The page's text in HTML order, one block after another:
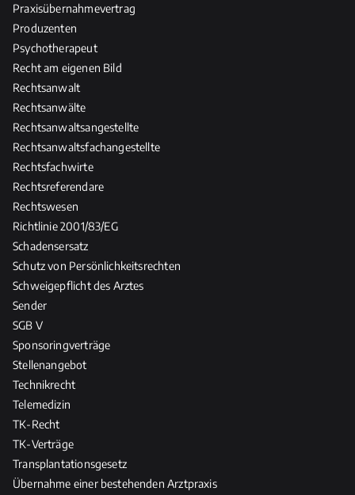
Praxisübernahmevertrag
Produzenten
Psychotherapeut
Recht am eigenen Bild
Rechtsanwalt
Rechtsanwälte
Rechtsanwaltsangestellte
Rechtsanwaltsfachangestellte
Rechtsfachwirte
Rechtsreferendare
Rechtswesen
Richtlinie 2001/83/EG
Schadensersatz
Schutz von Persönlichkeitsrechten
Schweigepflicht des Arztes
Sender
SGB V
Sponsoringverträge
Stellenangebot
Technikrecht
Telemedizin
TK-Recht
TK-Verträge
Transplantationsgesetz
Übernahme einer bestehenden Arztpraxis